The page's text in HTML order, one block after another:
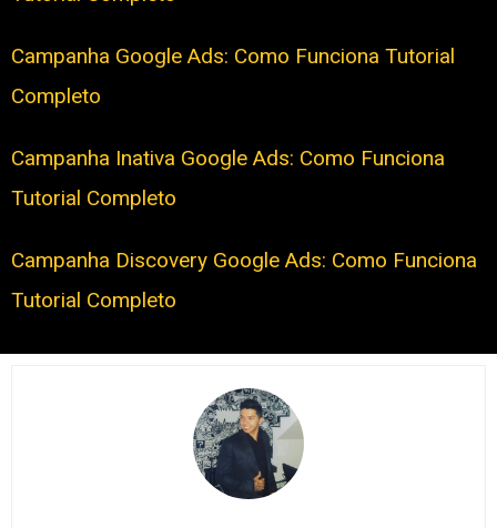
Campanha Google Ads: Como Funciona Tutorial
Completo
Campanha Inativa Google Ads: Como Funciona
Tutorial Completo
Campanha Discovery Google Ads: Como Funciona
Tutorial Completo